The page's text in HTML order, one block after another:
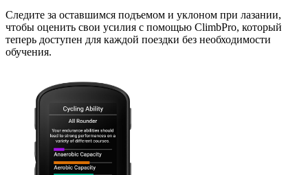
Следите за оставшимся подъемом и уклоном при лазании,
чтобы оценить свои усилия с помощью ClimbPro, который
теперь доступен для каждой поездки без необходимости
обучения.